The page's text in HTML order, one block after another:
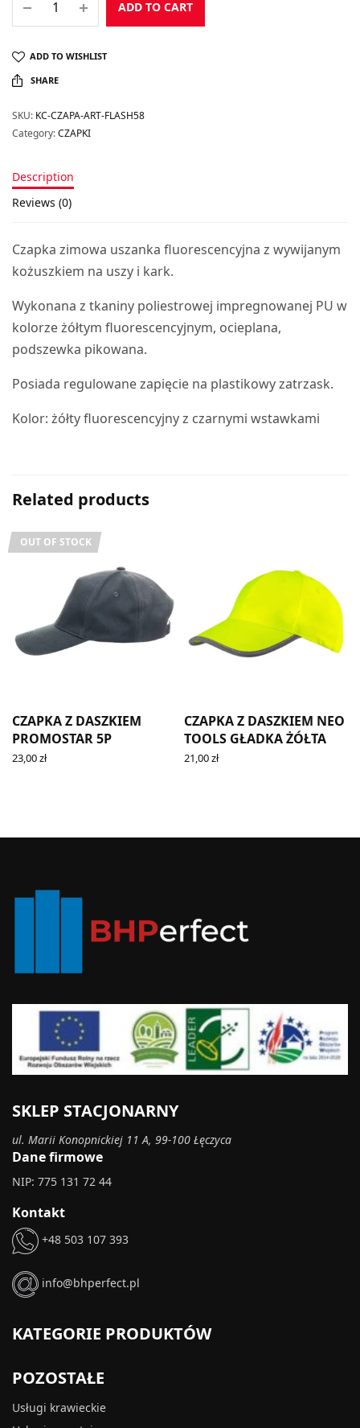
ADD TO CART
ADD TO WISHLIST
SHARE
SKU: KC-CZAPA-ART-FLASH58
Category:CZAPKI
Description
Reviews (0)
Czapka zimowa uszanka fluorescencyjna z wywijanym
kożuszkiem na uszy i kark.
Wykonana z tkaniny poliestrowej impregnowanej PU w
kolorze żółtym fluorescencyjnym, ocieplana,
podszewka pikowana.
Posiada regulowane zapięcie na plastikowy zatrzask.
Kolor: żółty fluorescencyjny z czarnymi wstawkami
Related products
OUT OF STOCK
CZAPKA Z DASZKIEM
PROMOSTAR 5P
23,00zł
CZAPKA Z DASZKIEM NEO
TOOLS GŁADKA ŻÓŁTA
21,00zł
SKLEP STACJONARNY
ul. Marii Konopnickiej 11 A, 99-100 Łęczyca
Dane firmowe
NIP: 775 131 72 44
Kontakt
+48 503 107 393
info@bhperfect.pl
KATEGORIE PRODUKTÓW
POZOSTAŁE
Usługi krawieckie